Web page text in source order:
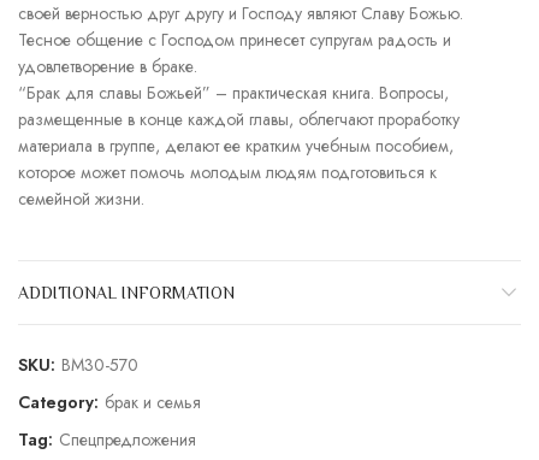
своей верностью друг другу и Господу являют Славу Божью.
Тесное общение с Господом принесет супругам радость и
удовлетворение в браке.
“Брак для славы Божьей” – практическая книга. Вопросы,
размещенные в конце каждой главы, облегчают проработку
материала в группе, делают ее кратким учебным пособием,
которое может помочь молодым людям подготовиться к
семейной жизни.
ADDITIONAL INFORMATION
SKU: BM30-570
Category: брак и семья
Tag: Спецпредложения